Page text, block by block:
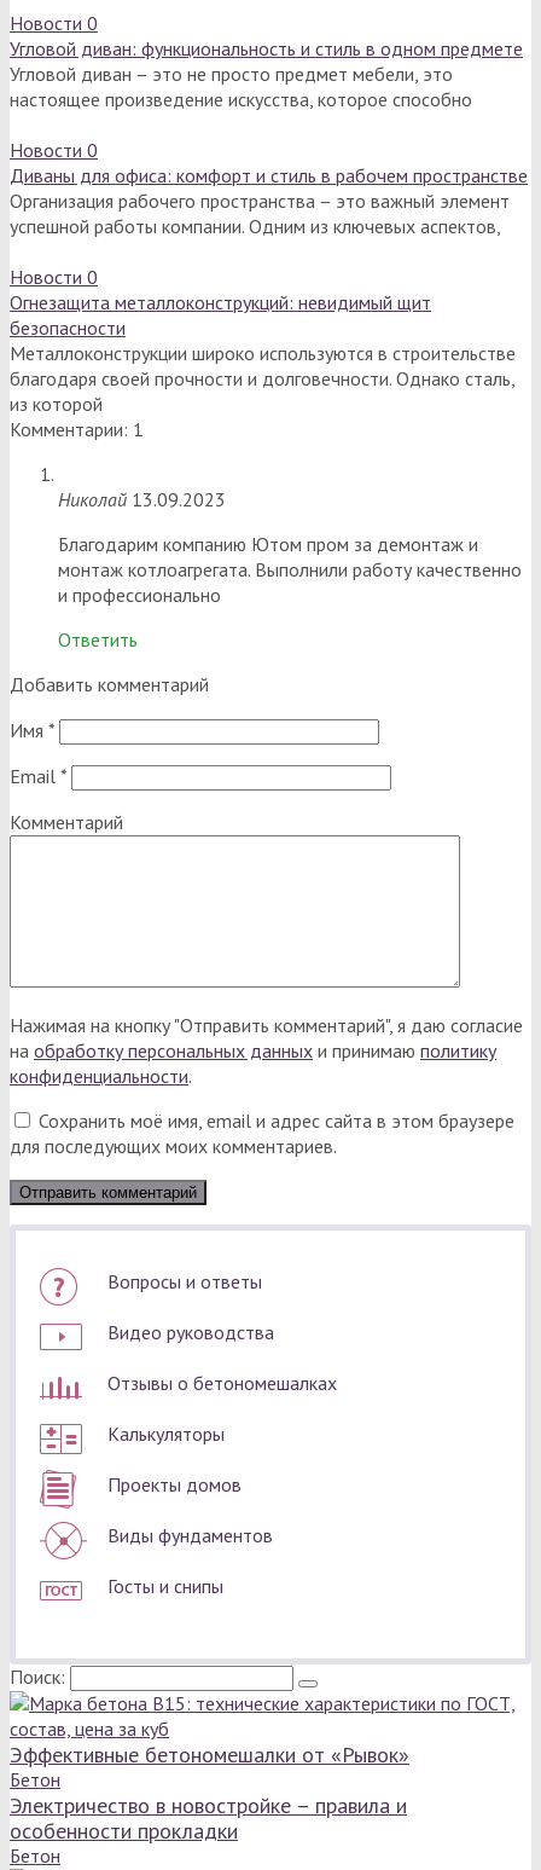
Новости 0
Угловой диван: функциональность и стиль в одном предмете
Угловой диван – это не просто предмет мебели, это
настоящее произведение искусства, которое способно
Новости 0
Диваны для офиса: комфорт и стиль в рабочем пространстве
Организация рабочего пространства – это важный элемент
успешной работы компании. Одним из ключевых аспектов,
Новости 0
Огнезащита металлоконструкций: невидимый щит
безопасности
Металлоконструкции широко используются в строительстве
благодаря своей прочности и долговечности. Однако сталь,
из которой
Комментарии: 1
Николай 13.09.2023
Благодарим компанию Ютом пром за демонтаж и
монтаж котлоагрегата. Выполнили работу качественно
и профессионально
Ответить
Добавить комментарий
Имя *
Email *
Комментарий
Нажимая на кнопку "Отправить комментарий", я даю согласие
на обработку персональных данных и принимаю политику
конфиденциальности.
Сохранить моё имя, email и адрес сайта в этом браузере
для последующих моих комментариев.
Вопросы и ответы
Видео руководства
Отзывы о бетономешалках
Калькуляторы
Проекты домов
Виды фундаментов
Госты и снипы
Поиск:
Эффективные бетономешалки от «Рывок»
Бетон
Электричество в новостройке – правила и
особенности прокладки
Бетон